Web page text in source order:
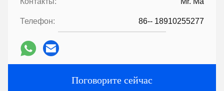
Телефон: 86-- 18910255277
Поговорите сейчас